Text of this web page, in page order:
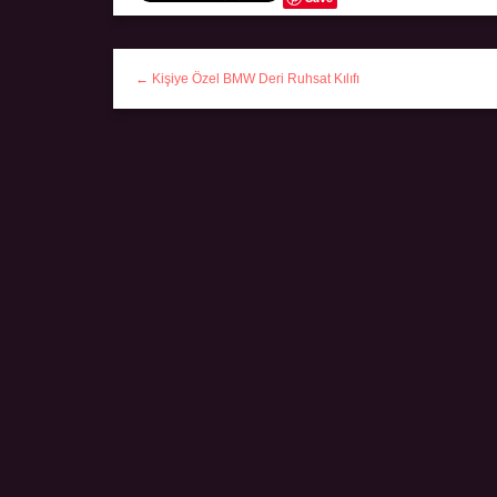
← Kişiye Özel BMW Deri Ruhsat Kılıfı